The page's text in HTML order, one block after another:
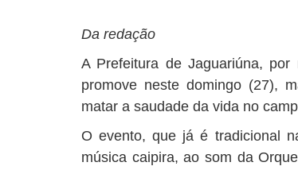
Da redação
A Prefeitura de Jaguariúna,
promove neste domingo (27),
matar a saudade da vida no
O evento, que já é tradicional
música caipira, ao som da